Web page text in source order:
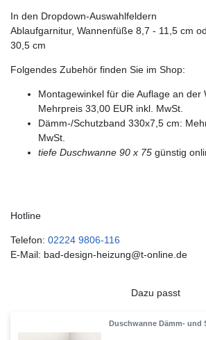
In den Dropdown-Auswahlfeldern
Ablaufgarnitur, Wannenfüße 8,7 - 11,5 cm
30,5 cm
Folgendes Zubehör finden Sie im Shop:
Montagewinkel für die Auflage an der
Mehrpreis 33,00 EUR inkl. MwSt.
Dämm-/Schutzband 330x7,5 cm:
MwSt.
tiefe Duschwanne 90 x 75 günstig
Hotline
Telefon: 02224 9806-116
E-Mail: bad-design-heizung@t-online.de
Dazu passt
Duschwanne Dämm- und